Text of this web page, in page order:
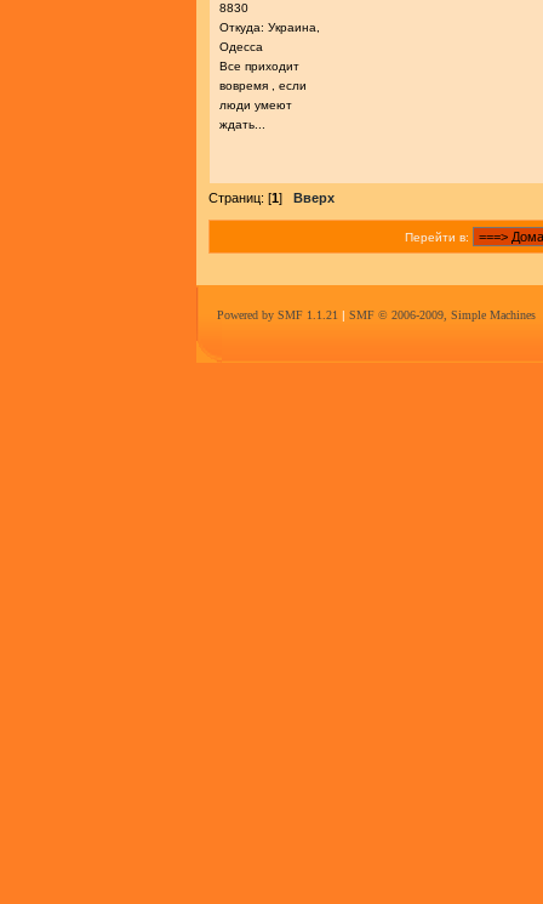
8830
Откуда: Украина,
Одесса
Все приходит
вовремя , если
люди умеют
ждать...
Страниц: [1] Вверх
Перейти в:
Powered by SMF 1.1.21 | SMF © 2006-2009, Simple Machines